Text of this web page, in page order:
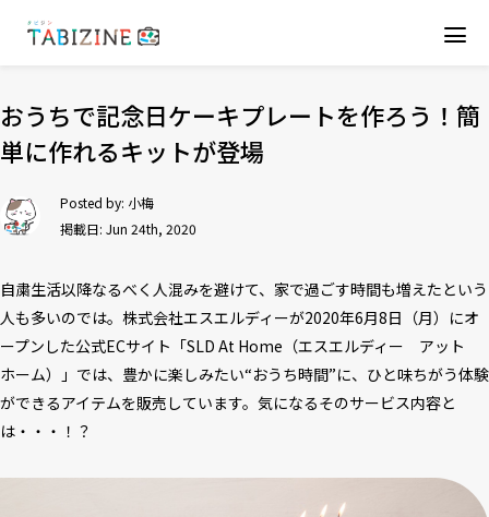
おうちで記念日ケーキプレートを作ろう！簡
単に作れるキットが登場
Posted by: 小梅
掲載日: Jun 24th, 2020
自粛生活以降なるべく人混みを避けて、家で過ごす時間も増えたという
人も多いのでは。株式会社エスエルディーが2020年6月8日（月）にオ
ープンした公式ECサイト「SLD At Home（エスエルディー アット
ホーム）」では、豊かに楽しみたい“おうち時間”に、ひと味ちがう体験
ができるアイテムを販売しています。気になるそのサービス内容と
は・・・！？